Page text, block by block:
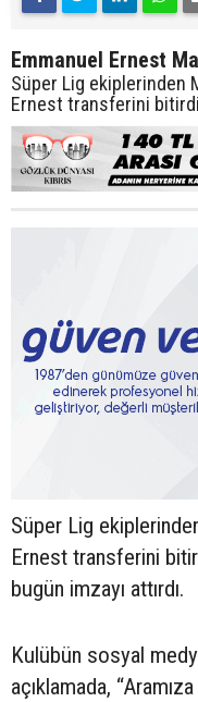
Emmanuel Ernest
Süper Lig ekiplerinden
Ernest transferini
Süper Lig
Ernest transferini
bugün imzayı attırdı.
Kulübün sosyal
açıklamada,